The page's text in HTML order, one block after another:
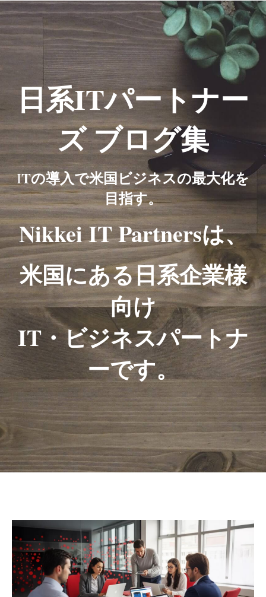
日系ITパートナー
ズ ブログ集
ITの導入で米国ビジネスの最大化を
目指す。
Nikkei IT Partnersは、
米国にある日系企業様
向け
IT・ビジネスパートナ
ーです。